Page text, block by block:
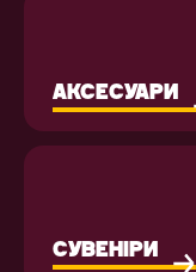
АКСЕСУАРИ
СУВЕНІРИ